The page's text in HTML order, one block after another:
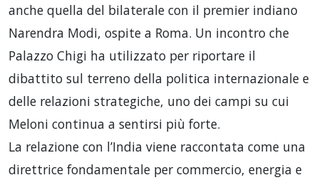
anche quella del bilaterale con il premier indiano
Narendra Modi, ospite a Roma. Un incontro che
Palazzo Chigi ha utilizzato per riportare il
dibattito sul terreno della politica internazionale e
delle relazioni strategiche, uno dei campi su cui
Meloni continua a sentirsi più forte.
La relazione con l’India viene raccontata come una
direttrice fondamentale per commercio, energia e